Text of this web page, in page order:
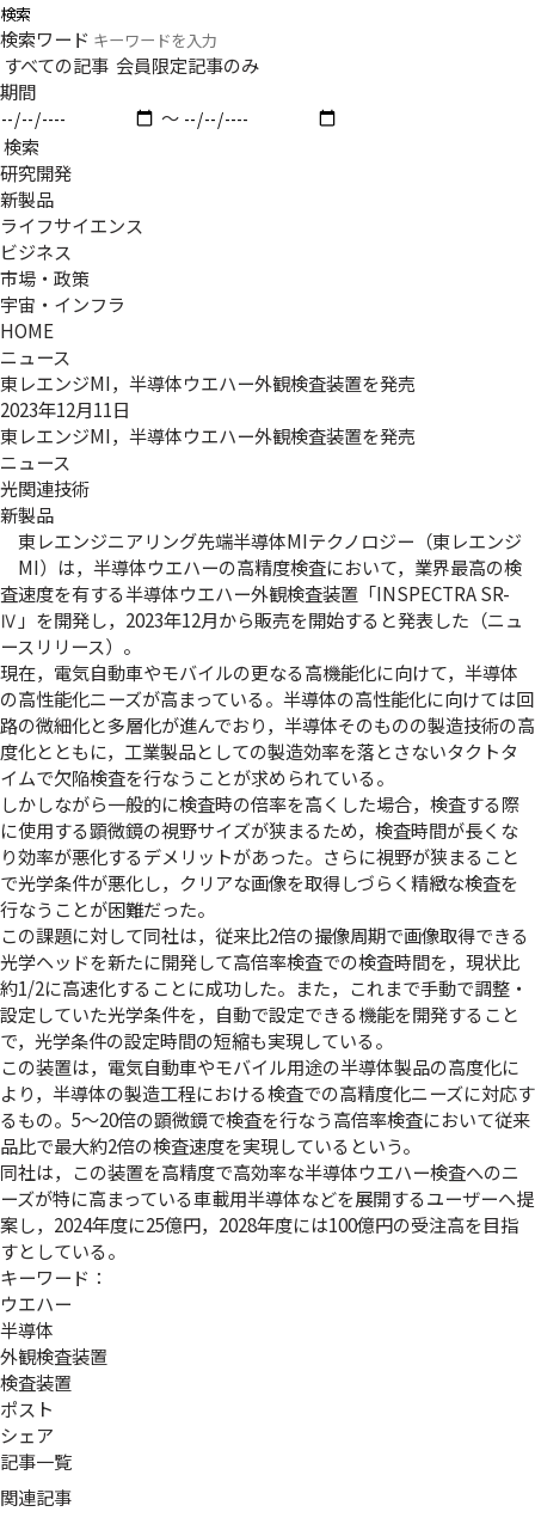
検索
検索ワード
すべての記事 会員限定記事のみ
期間
〜
検索
研究開発
新製品
ライフサイエンス
ビジネス
市場・政策
宇宙・インフラ
HOME
ニュース
東レエンジMI，半導体ウエハー外観検査装置を発売
2023年12月11日
東レエンジMI，半導体ウエハー外観検査装置を発売
ニュース
光関連技術
新製品
東レエンジニアリング先端半導体MIテクノロジー（東レエンジ
MI）は，半導体ウエハーの高精度検査において，業界最高の検
査速度を有する半導体ウエハー外観検査装置「INSPECTRA SR-
Ⅳ」を開発し，2023年12月から販売を開始すると発表した（ニュ
ースリリース）。
現在，電気自動車やモバイルの更なる高機能化に向けて，半導体
の高性能化ニーズが高まっている。半導体の高性能化に向けては回
路の微細化と多層化が進んでおり，半導体そのものの製造技術の高
度化とともに，工業製品としての製造効率を落とさないタクトタ
イムで欠陥検査を行なうことが求められている。
しかしながら一般的に検査時の倍率を高くした場合，検査する際
に使用する顕微鏡の視野サイズが狭まるため，検査時間が長くな
り効率が悪化するデメリットがあった。さらに視野が狭まること
で光学条件が悪化し，クリアな画像を取得しづらく精緻な検査を
行なうことが困難だった。
この課題に対して同社は，従来比2倍の撮像周期で画像取得できる
光学ヘッドを新たに開発して高倍率検査での検査時間を，現状比
約1/2に高速化することに成功した。また，これまで手動で調整・
設定していた光学条件を，自動で設定できる機能を開発すること
で，光学条件の設定時間の短縮も実現している。
この装置は，電気自動車やモバイル用途の半導体製品の高度化に
より，半導体の製造工程における検査での高精度化ニーズに対応す
るもの。5～20倍の顕微鏡で検査を行なう高倍率検査において従来
品比で最大約2倍の検査速度を実現しているという。
同社は，この装置を高精度で高効率な半導体ウエハー検査へのニ
ーズが特に高まっている車載用半導体などを展開するユーザーへ提
案し，2024年度に25億円，2028年度には100億円の受注高を目指
すとしている。
キーワード：
ウエハー
半導体
外観検査装置
検査装置
ポスト
シェア
記事一覧
関連記事